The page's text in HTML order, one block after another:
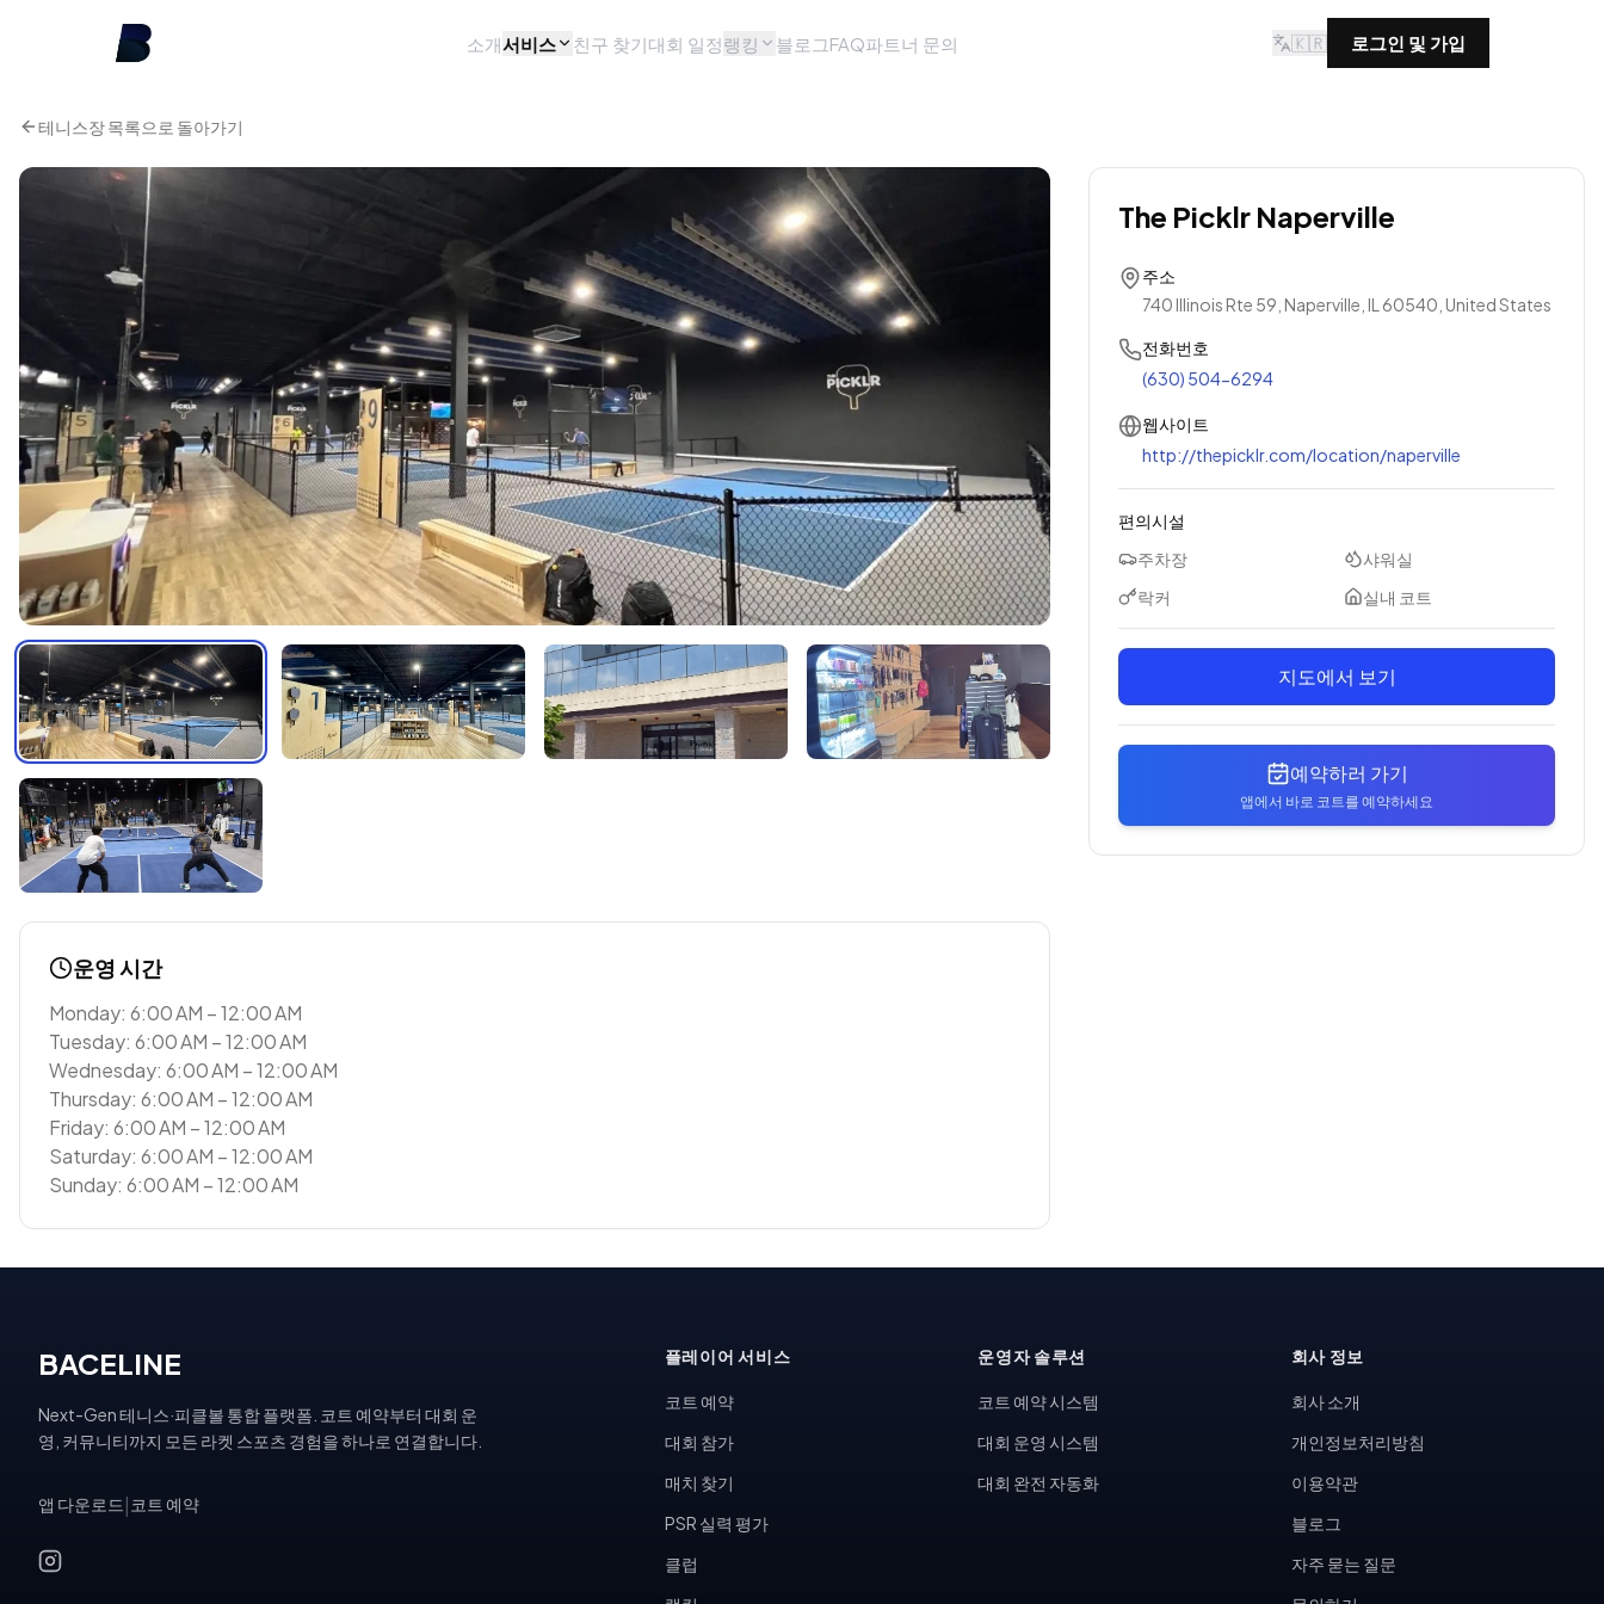
소개서비스 친구 찾기대회 일정랭킹 블로그FAQ파트너 문의 🇰🇷 로그인 및 가입
테니스장 목록으로 돌아가기
운영 시간
Monday: 6:00 AM – 12:00 AM
Tuesday: 6:00 AM – 12:00 AM
Wednesday: 6:00 AM – 12:00 AM
Thursday: 6:00 AM – 12:00 AM
Friday: 6:00 AM – 12:00 AM
Saturday: 6:00 AM – 12:00 AM
Sunday: 6:00 AM – 12:00 AM
The Picklr Naperville
주소
740 Illinois Rte 59, Naperville, IL 60540, United States
전화번호
(630) 504-6294
웹사이트
http://thepicklr.com/location/naperville
편의시설
주차장
샤워실
락커
실내 코트
지도에서 보기
예약하러 가기
앱에서 바로 코트를 예약하세요
BACELINE
Next-Gen 테니스·피클볼 통합 플랫폼. 코트 예약부터 대회 운
영, 커뮤니티까지 모든 라켓 스포츠 경험을 하나로 연결합니다.
앱 다운로드 코트 예약
플레이어 서비스
코트 예약
대회 참가
매치 찾기
PSR 실력 평가
클럽
운영자 솔루션
코트 예약 시스템
대회 운영 시스템
대회 완전 자동화
회사 정보
회사 소개
개인정보처리방침
이용약관
블로그
자주 묻는 질문